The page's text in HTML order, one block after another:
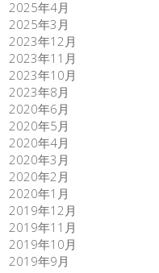
2025年4月
2025年3月
2023年12月
2023年11月
2023年10月
2023年8月
2020年6月
2020年5月
2020年4月
2020年3月
2020年2月
2020年1月
2019年12月
2019年11月
2019年10月
2019年9月